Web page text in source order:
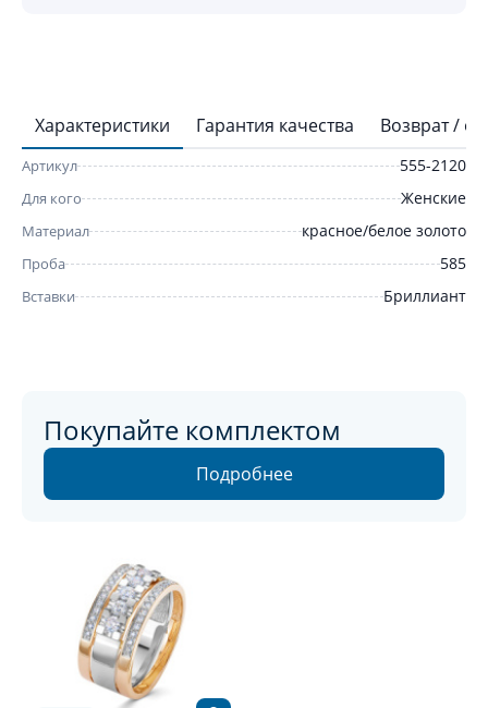
Характеристики Гарантия качества Возврат /
Артикул 555-2120
Для кого Женские
Материал красное/белое золото
Проба 585
Вставки Бриллиант
Покупайте комплектом
Подробнее